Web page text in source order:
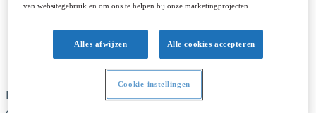
De grensregio Vlaanderen-Nederland kenmerkt zich door
van websitegebruik en om ons te helpen bij onze marketingprojecten.
Alles afwijzen Alle cookies accepteren
Cookie-instellingen